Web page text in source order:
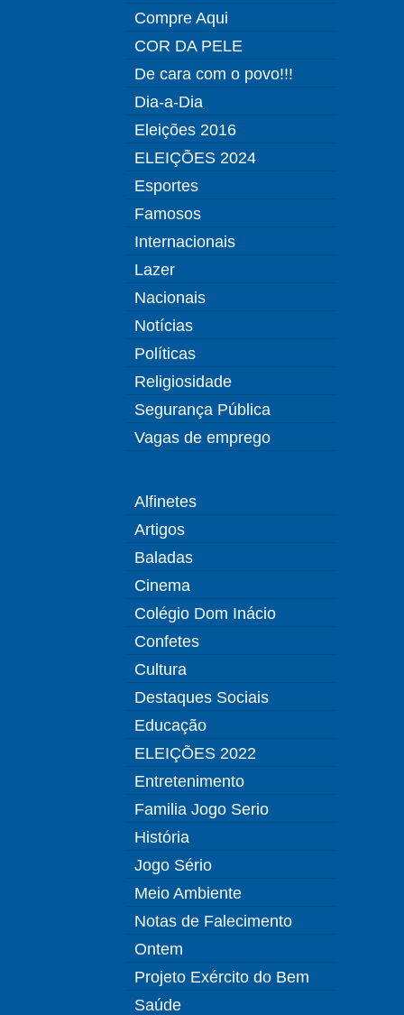
Compre Aqui
COR DA PELE
De cara com o povo!!!
Dia-a-Dia
Eleições 2016
ELEIÇÕES 2024
Esportes
Famosos
Internacionais
Lazer
Nacionais
Notícias
Políticas
Religiosidade
Segurança Pública
Vagas de emprego
Alfinetes
Artigos
Baladas
Cinema
Colégio Dom Inácio
Confetes
Cultura
Destaques Sociais
Educação
ELEIÇÕES 2022
Entretenimento
Familia Jogo Serio
História
Jogo Sério
Meio Ambiente
Notas de Falecimento
Ontem
Projeto Exército do Bem
Saúde